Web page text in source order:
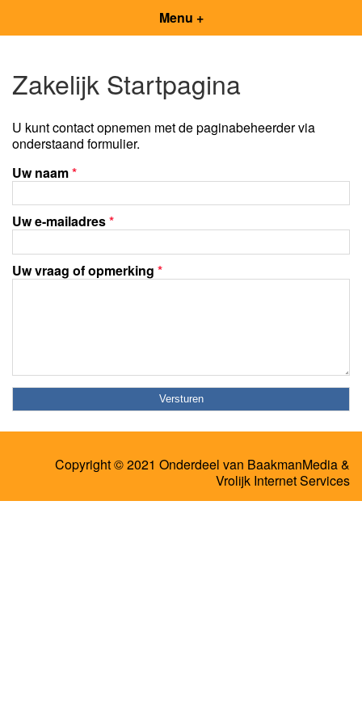
Menu +
Zakelijk Startpagina
U kunt contact opnemen met de paginabeheerder via
onderstaand formulier.
Uw naam*
Uw e-mailadres*
Uw vraag of opmerking *
Copyright © 2021 Onderdeel van BaakmanMedia&
Vrolijk Internet Services